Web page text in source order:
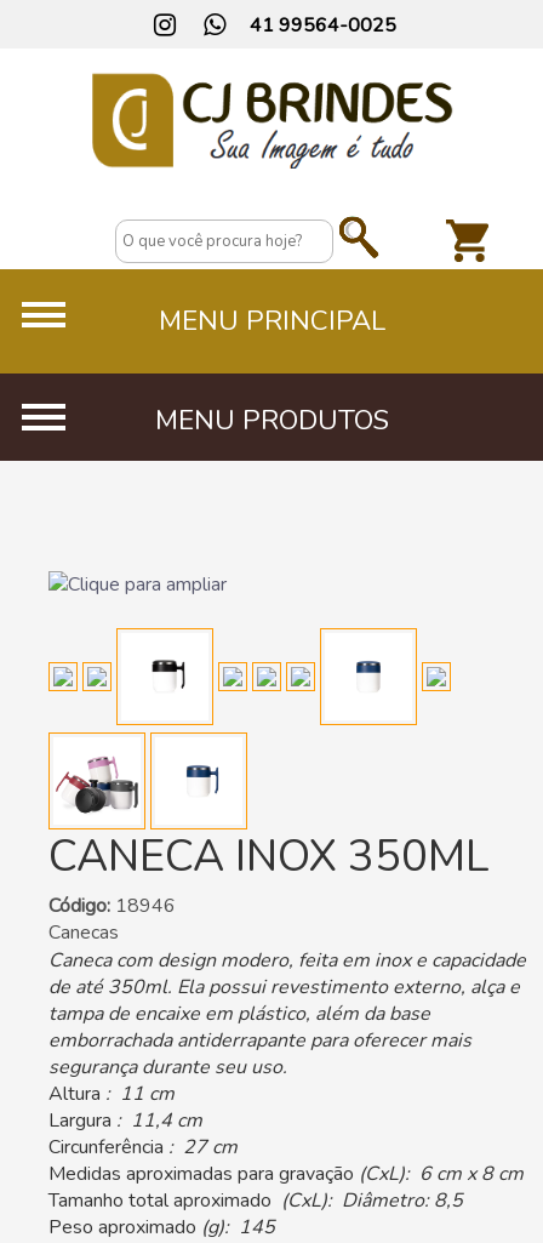
41 99564-0025
CANECA INOX 350ML
Código: 18946
Canecas
Caneca com design modero, feita em inox e capacidade
de até 350ml. Ela possui revestimento externo, alça e
tampa de encaixe em plástico, além da base
emborrachada antiderrapante para oferecer mais
segurança durante seu uso.
Altura : 11 cm
Largura : 11,4 cm
Circunferência : 27 cm
Medidas aproximadas para gravação (CxL): 6 cm x 8 cm
Tamanho total aproximado (CxL): Diâmetro: 8,5
Peso aproximado (g): 145